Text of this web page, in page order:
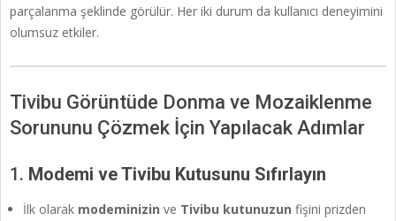
parçalanma şeklinde görülür. Her iki durum da kullanıcı deneyimini
olumsuz etkiler.
Tivibu Görüntüde Donma ve Mozaiklenme
Sorununu Çözmek İçin Yapılacak Adımlar
1. Modemi ve Tivibu Kutusunu Sıfırlayın
İlk olarak modeminizin ve Tivibu kutunuzun fişini prizden